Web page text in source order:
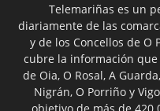
Telemariñas es un
diariamente de las
y de los Concellos de O
cubre la información
de Oia, O Rosal, A
Nigrán, O Porriño y